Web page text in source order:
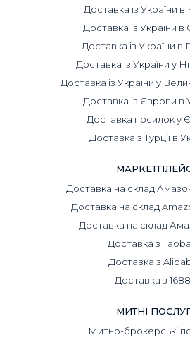
Доставка із України в
Доставка із України в
Доставка із України
Доставка із України у
Доставка із України у
Доставка із Європи в
Доставка посилок у
Доставка з Турції в
Доставка на склад
Доставка на склад
Доставка на склад
Доставка з
Доставка з
Доставка з 1688
МИТНІ
Митно-брокерські